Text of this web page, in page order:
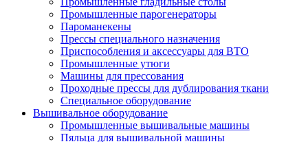
Промышленные парогенераторы
Пароманекены
Прессы специального назначения
Приспособления и аксессуары для ВТО
Промышленные утюги
Машины для прессования
Проходные прессы для дублирования ткани
Специальное оборудование
Вышивальное оборудование
Промышленные вышивальные машины
Пяльца для вышивальной машины